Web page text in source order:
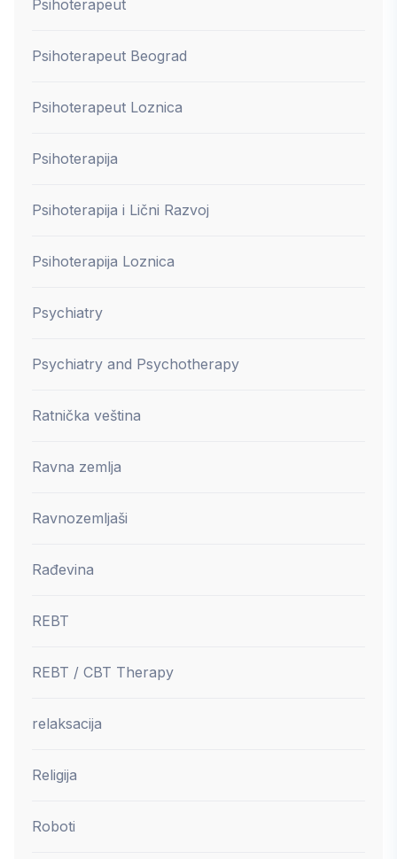
Psihoterapeut
Psihoterapeut Beograd
Psihoterapeut Loznica
Psihoterapija
Psihoterapija i Lični Razvoj
Psihoterapija Loznica
Psychiatry
Psychiatry and Psychotherapy
Ratnička veština
Ravna zemlja
Ravnozemljaši
Rađevina
REBT
REBT / CBT Therapy
relaksacija
Religija
Roboti